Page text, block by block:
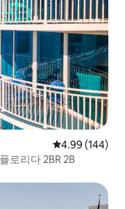
평점 4.99점(5
4.99 (144)
로리다 2BR 2B